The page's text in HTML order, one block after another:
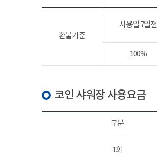
환불기준
사용일 7일전
100%
코인 샤워장 사용요금
구분
1회